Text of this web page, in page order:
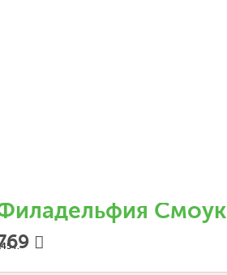
Смоук
г.